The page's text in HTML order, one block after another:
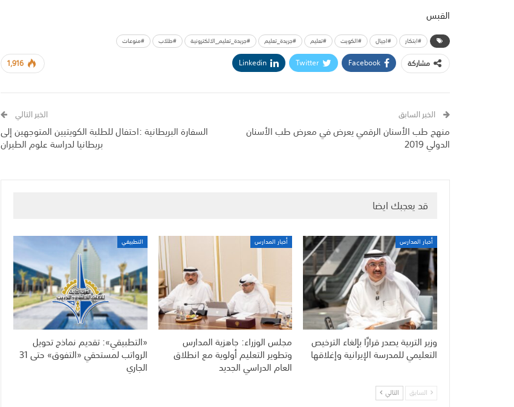
القبس
#ابتكار #اجيال #الكويت #تعليم #جريدة_تعليم #جريدة_تعليم_الالكترونية #طلاب #منوعات
1,916 مشاركة Facebook
Twitter
Linkedin
الخبر السابق
منهج طب الأسنان الرقمي يعرض في معرض طب الأسنان
الدولي 2019
الخبر التالي
السفارة البريطانية :احتفال للطلبة الكويتيين المتوجهين إلى
بريطانيا لدراسة علوم الطيران
قد يعجبك ايضا
أخبار المدارس
وزير التربية يصدر قرارًا بإلغاء الترخيص
التعليمي للمدرسة الإيرانية وإغلاقها
أخبار المدارس
مجلس الوزراء: جاهزية المدارس
وتطوير التعليم أولوية مع انطلاق
العام الدراسي الجديد
التطبيقي
«التطبيقي»: تقديم نماذج تحويل
الرواتب لمستحقي «التفوق» حتى 31
الجاري
السابق التالي